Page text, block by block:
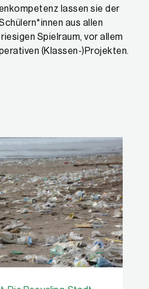
lassen sie der
aus allen
Spielraum, vor allem
(Klassen-)Projekten.